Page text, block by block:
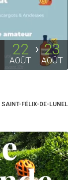
22
AOÛT
23
AOÛT
FÉLIX-DE-LUNEL